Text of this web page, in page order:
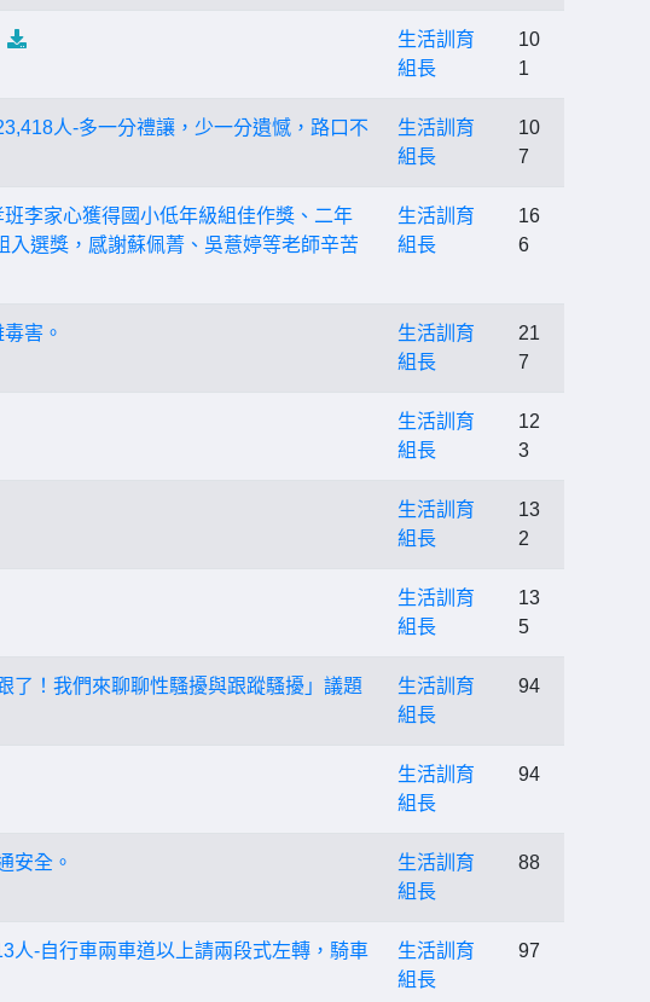
生活訓育
組長
10
1
人-多一分禮讓，少一分遺憾，路口不
生活訓育
組長
10
7
李家心獲得國小低年級組佳作獎、二年
選獎，感謝蘇佩菁、吳薏婷等老師辛苦
生活訓育
組長
16
6
害。
生活訓育
組長
21
7
生活訓育
組長
12
3
生活訓育
組長
13
2
生活訓育
組長
13
5
了！我們來聊聊性騷擾與跟蹤騷擾」議題
生活訓育
組長
94
生活訓育
組長
94
安全。
生活訓育
組長
88
人-自行車兩車道以上請兩段式左轉，騎車
生活訓育
組長
97